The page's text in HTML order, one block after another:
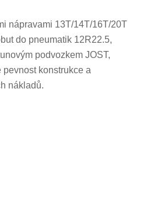
nápravami 13T/14T/16T/20T
do pneumatik 12R22.5,
podvozkem JOST,
konstrukce a
nákladů.